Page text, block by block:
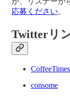
応募ください。
Twitterリ
CoffeeTimes
consome